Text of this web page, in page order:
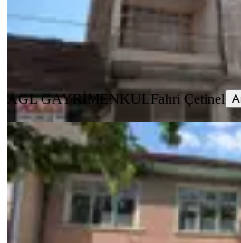
AGL GAYRİMENKUL Fahri Çetinel
AGL GAYRİMENKULFahri Çetinel
Çarşı Merkez
Dükkan
Denizli, Çivril
1 Oda
165 m²·